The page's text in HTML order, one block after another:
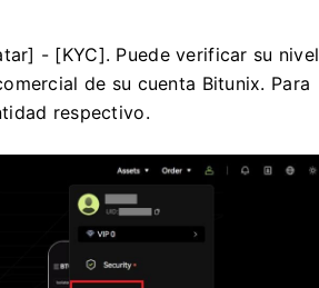
- [KYC]. Puede verificar su nivel
de su cuenta Bitunix. Para
respectivo.